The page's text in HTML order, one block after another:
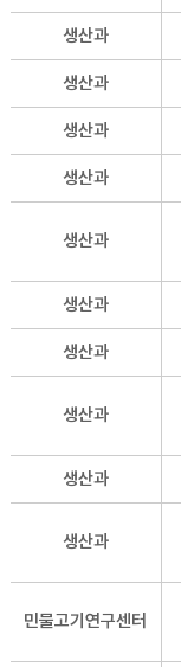
생산과
생산과
생산과
생산과
생산과
생산과
생산과
생산과
생산과
생산과
민물고기연구센터